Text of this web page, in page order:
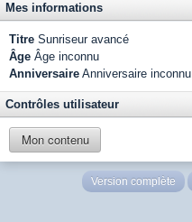
Mes informations
Titre Sunriseur avancé
Âge Âge inconnu
Anniversaire Anniversaire inconnu
Contrôles utilisateur
Mon contenu
Version complète